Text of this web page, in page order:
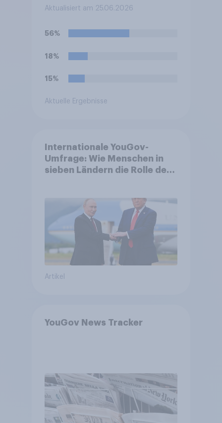
Sie, dass eine Ferienzeit von
und Lehrer zu lang, zu kurz
Aktualisiert am 25.06.2026
56%
18%
15%
Aktuelle Ergebnisse
Internationale YouGov-
Umfrage: Wie Menschen in
sieben Ländern die Rolle der
Bedrohungen und Bündnisse
bewerten
Artikel
YouGov News Tracker